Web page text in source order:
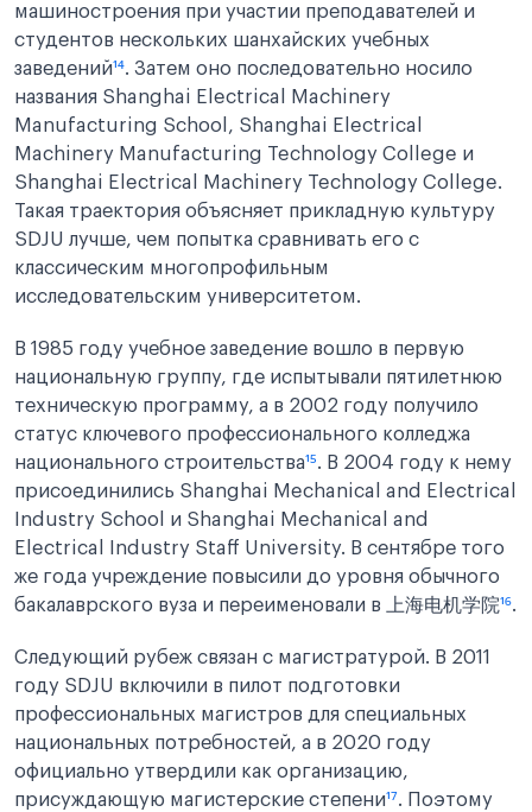
машиностроения при участии преподавателей и
студентов нескольких шанхайских учебных
заведений¹⁴. Затем оно последовательно носило
названия Shanghai Electrical Machinery
Manufacturing School, Shanghai Electrical
Machinery Manufacturing Technology College и
Shanghai Electrical Machinery Technology College.
Такая траектория объясняет прикладную культуру
SDJU лучше, чем попытка сравнивать его с
классическим многопрофильным
исследовательским университетом.
В 1985 году учебное заведение вошло в первую
национальную группу, где испытывали пятилетнюю
техническую программу, а в 2002 году получило
статус ключевого профессионального колледжа
национального строительства¹⁵. В 2004 году к нему
присоединились Shanghai Mechanical and Electrical
Industry School и Shanghai Mechanical and
Electrical Industry Staff University. В сентябре того
же года учреждение повысили до уровня обычного
бакалаврского вуза и переименовали в 上海电机学院¹⁶.
Следующий рубеж связан с магистратурой. В 2011
году SDJU включили в пилот подготовки
профессиональных магистров для специальных
национальных потребностей, а в 2020 году
официально утвердили как организацию,
присуждающую магистерские степени¹⁷. Поэтому